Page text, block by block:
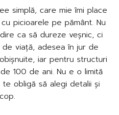
simplă, care mie îmi place
picioarele pe pământ. Nu
ca să dureze veșnic, ci
viață, adesea în jur de
iar pentru structuri
100 de ani. Nu e o limită
obligă să alegi detalii și